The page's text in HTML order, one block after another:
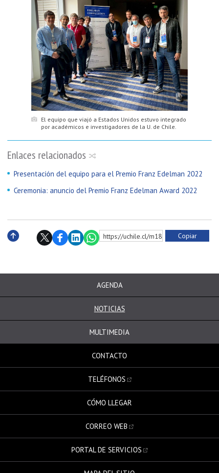
El equipo que viajó a Estados Unidos estuvo integrado
por académicos e investigadores de la U. de Chile.
Enlaces relacionados
Presentación del equipo para el Premio Franz Edelman 2022
Ceremonia: anuncio del Premio Franz Edelman Award 2022
https://uchile.cl/m185195 Copiar
AGENDA
NOTICIAS
MULTIMEDIA
CONTACTO
TELÉFONOS
CÓMO LLEGAR
CORREO WEB
PORTAL DE SERVICIOS